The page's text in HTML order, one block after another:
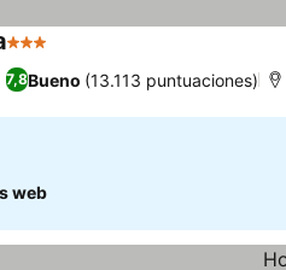
3 Estrellas
7,8Bueno (13.113 puntuaciones)
web